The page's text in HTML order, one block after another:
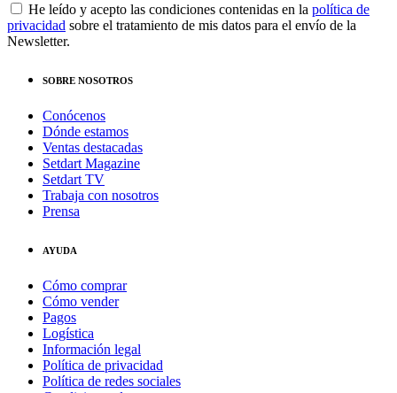
He leído y acepto las condiciones contenidas en la política de
privacidad sobre el tratamiento de mis datos para el envío de la
Newsletter.
SOBRE NOSOTROS
Conócenos
Dónde estamos
Ventas destacadas
Setdart Magazine
Setdart TV
Trabaja con nosotros
Prensa
AYUDA
Cómo comprar
Cómo vender
Pagos
Logística
Información legal
Política de privacidad
Política de redes sociales